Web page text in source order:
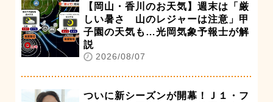
【岡山・香川のお天気】週末は「厳
しい暑さ 山のレジャーは注意」甲
子園の天気も…光岡気象予報士が解
説
2026/08/07
ついに新シーズンが開幕！Ｊ１・フ